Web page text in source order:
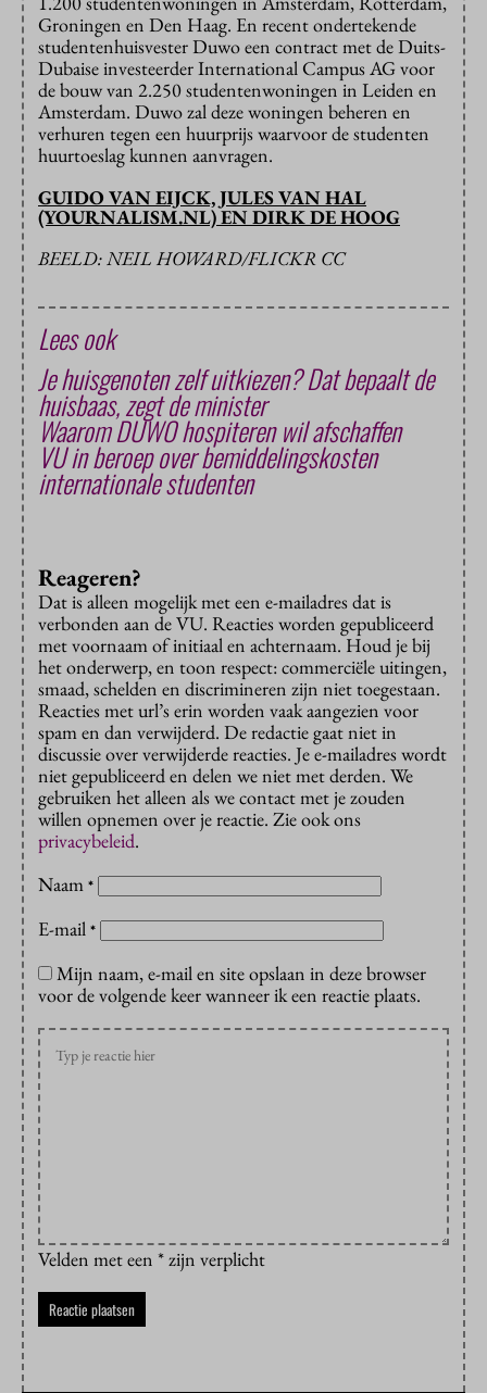
Groningen en Den Haag. En recent ondertekende
studentenhuisvester Duwo een contract met de Duits-
Dubaise investeerder International Campus AG voor
de bouw van 2.250 studentenwoningen in Leiden en
Amsterdam. Duwo zal deze woningen beheren en
verhuren tegen een huurprijs waarvoor de studenten
huurtoeslag kunnen aanvragen.
GUIDO VAN EIJCK, JULES VAN HAL
(YOURNALISM.NL) EN DIRK DE HOOG
BEELD: NEIL HOWARD/FLICKR CC
Lees ook
Je huisgenoten zelf uitkiezen? Dat bepaalt de
huisbaas, zegt de minister
Waarom DUWO hospiteren wil afschaffen
VU in beroep over bemiddelingskosten
internationale studenten
Reageren?
Dat is alleen mogelijk met een e-mailadres dat is
verbonden aan de VU. Reacties worden gepubliceerd
met voornaam of initiaal en achternaam. Houd je bij
het onderwerp, en toon respect: commerciële uitingen,
smaad, schelden en discrimineren zijn niet toegestaan.
Reacties met url’s erin worden vaak aangezien voor
spam en dan verwijderd. De redactie gaat niet in
discussie over verwijderde reacties. Je e-mailadres wordt
niet gepubliceerd en delen we niet met derden. We
gebruiken het alleen als we contact met je zouden
willen opnemen over je reactie. Zie ook ons
privacybeleid.
Naam *
E-mail *
Mijn naam, e-mail en site opslaan in deze browser
voor de volgende keer wanneer ik een reactie plaats.
Velden met een * zijn verplicht